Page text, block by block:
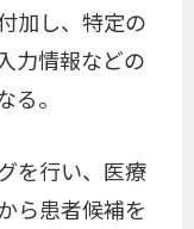
加し、特定の
力情報などの
。
を行い、医療
ら患者候補を